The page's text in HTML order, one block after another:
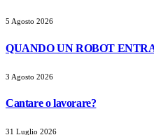
5 Agosto 2026
QUANDO UN ROBOT
3 Agosto 2026
Cantare o lavorare?
31 Luglio 2026